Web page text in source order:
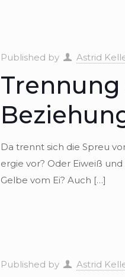
Published by Astrid
Da trennt sich die Spreu
er­gie vor? Oder Eiweiß
Gelbe vom Ei? Auch […]
Published by Astrid